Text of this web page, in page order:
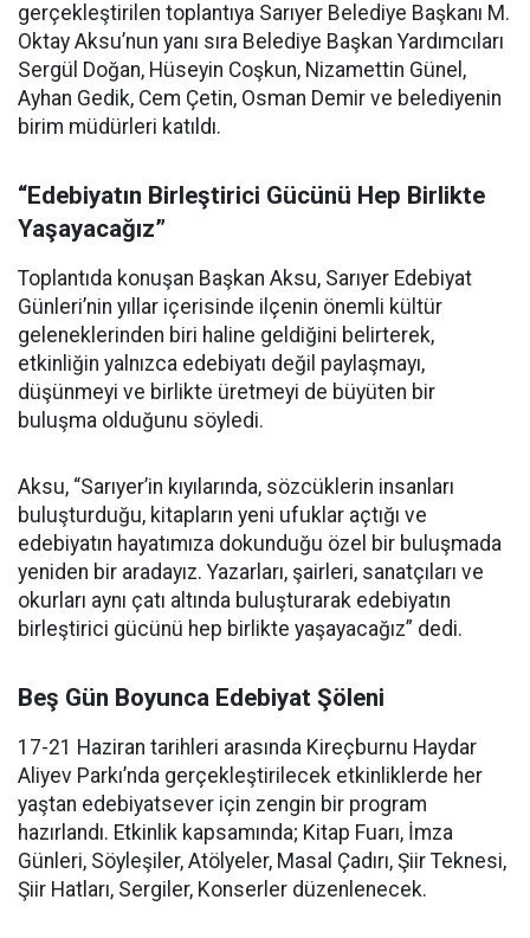
gerçekleştirilen toplantıya Sarıyer Belediye Başkanı M.
Oktay Aksu’nun yanı sıra Belediye Başkan Yardımcıları
Sergül Doğan, Hüseyin Coşkun, Nizamettin Günel,
Ayhan Gedik, Cem Çetin, Osman Demir ve belediyenin
birim müdürleri katıldı.
“Edebiyatın Birleştirici Gücünü Hep Birlikte
Yaşayacağız”
Toplantıda konuşan Başkan Aksu, Sarıyer Edebiyat
Günleri’nin yıllar içerisinde ilçenin önemli kültür
geleneklerinden biri haline geldiğini belirterek,
etkinliğin yalnızca edebiyatı değil paylaşmayı,
düşünmeyi ve birlikte üretmeyi de büyüten bir
buluşma olduğunu söyledi.
Aksu, “Sarıyer’in kıyılarında, sözcüklerin insanları
buluşturduğu, kitapların yeni ufuklar açtığı ve
edebiyatın hayatımıza dokunduğu özel bir buluşmada
yeniden bir aradayız. Yazarları, şairleri, sanatçıları ve
okurları aynı çatı altında buluşturarak edebiyatın
birleştirici gücünü hep birlikte yaşayacağız” dedi.
Beş Gün Boyunca Edebiyat Şöleni
17-21 Haziran tarihleri arasında Kireçburnu Haydar
Aliyev Parkı’nda gerçekleştirilecek etkinliklerde her
yaştan edebiyatsever için zengin bir program
hazırlandı. Etkinlik kapsamında; Kitap Fuarı, İmza
Günleri, Söyleşiler, Atölyeler, Masal Çadırı, Şiir Teknesi,
Şiir Hatları, Sergiler, Konserler düzenlenecek.